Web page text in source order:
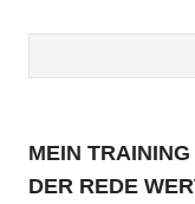
MEIN
DER REDE